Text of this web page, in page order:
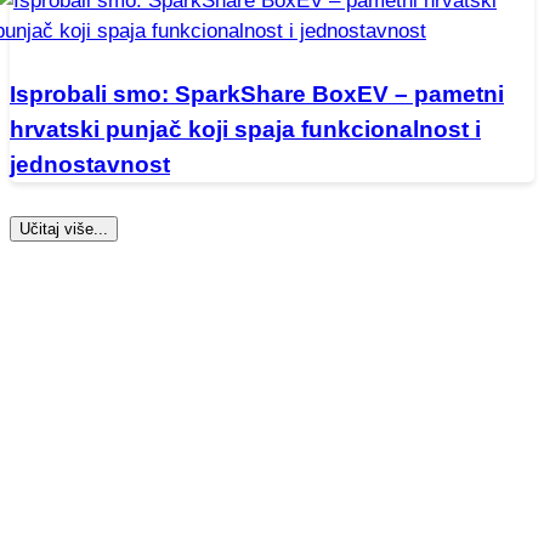
Isprobali smo: SparkShare BoxEV – pametni
hrvatski punjač koji spaja funkcionalnost i
jednostavnost
Učitaj više...